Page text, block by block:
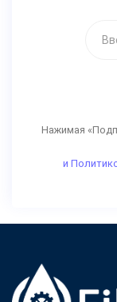
Нажимая
и